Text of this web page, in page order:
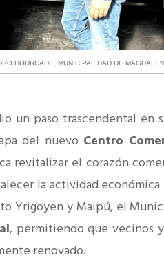
HOURCADE ,MUNICIPALIDAD DE
un paso trascendental en
del nuevo Centro
revitalizar el corazón
la actividad
Yrigoyen y Maipú, el
, permitiendo que vecinos
renovado.